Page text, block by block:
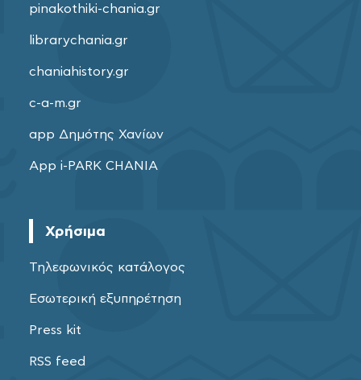
pinakothiki-chania.gr
librarychania.gr
chaniahistory.gr
c-a-m.gr
app Δημότης Χανίων
App i-PARK CHANIA
Χρήσιμα
Τηλεφωνικός κατάλογος
Εσωτερική εξυπηρέτηση
Press kit
RSS feed